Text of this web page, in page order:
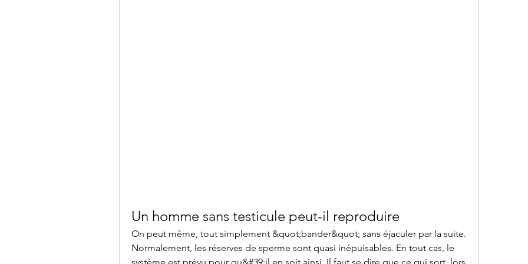
Un homme sans testicule peut-il reproduire
On peut même, tout simplement &quot;bander&quot; sans éjaculer par la suite.
Normalement, les réserves de sperme sont quasi inépuisables. En tout cas, le